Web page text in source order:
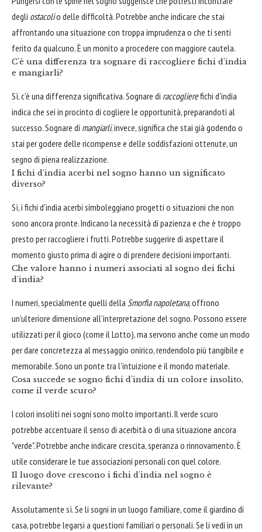
degli ostacolio delle difficoltà. Potrebbe anche indicare che stai
affrontando una situazione con troppa imprudenza o che ti senti
ferito da qualcuno. È un monito a procedere con maggiore cautela.
C'è una differenza tra sognare di raccogliere fichi d'india
e mangiarli?
Sì, c'è una differenza significativa. Sognare di raccoglierefichi d'india
indica che sei in procinto di cogliere le opportunità, preparandoti al
successo. Sognare di mangiarli, invece, significa che stai già godendo o
stai per godere delle ricompense e delle soddisfazioni ottenute, un
segno di piena realizzazione.
I fichi d'india acerbi nel sogno hanno un significato
diverso?
Sì, i fichi d'india acerbi simboleggiano progetti o situazioni che non
sono ancora pronte. Indicano la necessità di pazienza e che è troppo
presto per raccogliere i frutti. Potrebbe suggerire di aspettare il
momento giusto prima di agire o di prendere decisioni importanti.
Che valore hanno i numeri associati al sogno dei fichi
d'india?
I numeri, specialmente quelli della Smorfia napoletana, offrono
un'ulteriore dimensione all'interpretazione del sogno. Possono essere
utilizzati per il gioco (come il Lotto), ma servono anche come un modo
per dare concretezza al messaggio onirico, rendendolo più tangibile e
memorabile. Sono un ponte tra l'intuizione e il mondo materiale.
Cosa succede se sogno fichi d'india di un colore insolito,
come il verde scuro?
I colori insoliti nei sogni sono molto importanti. Il verde scuro
potrebbe accentuare il senso di acerbità o di una situazione ancora
"verde". Potrebbe anche indicare crescita, speranza o rinnovamento. È
utile considerare le tue associazioni personali con quel colore.
Il luogo dove crescono i fichi d'india nel sogno è
rilevante?
Assolutamente sì. Se li sogni in un luogo familiare, come il giardino di
casa, potrebbe legarsi a questioni familiari o personali. Se li vedi in un